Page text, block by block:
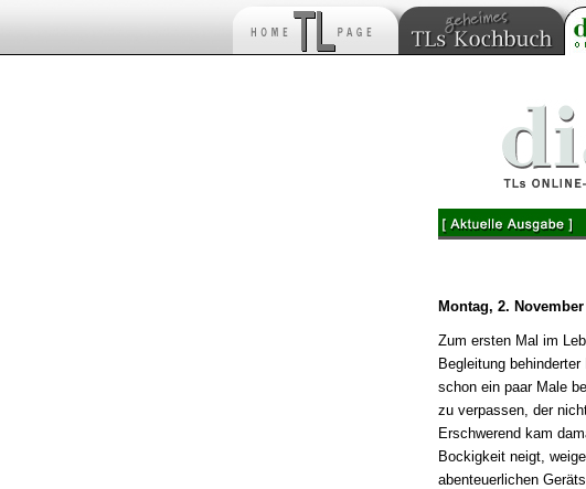
Montag, 2. November
Zum ersten Mal im
Begleitung
schon ein paar Male
zu verpassen, der
Erschwerend kam
Bockigkeit neigt,
abenteuerlichen